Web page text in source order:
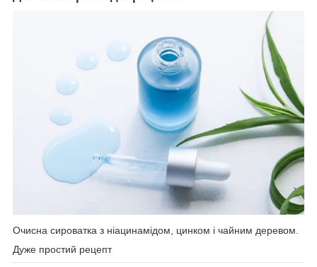
Очисна сироватка з ніацинамідом, цинком і чайним деревом.
Дуже простий рецепт